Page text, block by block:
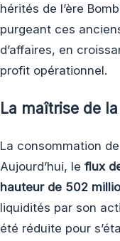
hérités de l’ère
purgeant ces
d’affaires, en
profit opérationnel.
La maîtrise de
La consommation
Aujourd’hui, le flux
hauteur de 502
liquidités par son
été réduite pour